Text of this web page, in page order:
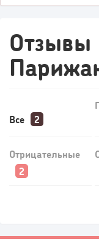
126
Конференции
для бизнеса,...
Отзывы
Все
Отрицательные